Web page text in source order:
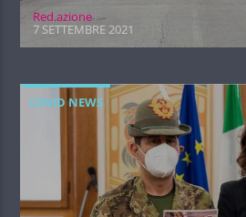
Red.azione
7 SETTEMBRE 2021
COVID NEWS